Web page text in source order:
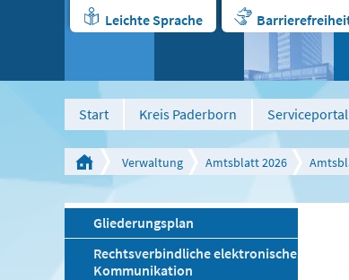
Leichte Sprache
Start Kreis Paderborn Serviceportal
Kontrast veraendern
Verwaltung Amtsblatt 2026
Gliederungsplan
Rechtsverbindliche elektronische
Kommunikation